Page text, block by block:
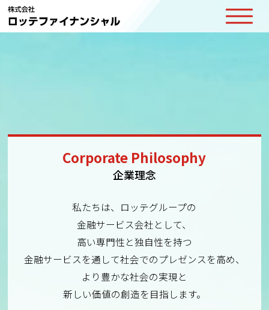
Corporate Philosophy
企業理念
私たちは、ロッテグループの
金融サービス会社として、
高い専門性と独自性を持つ
金融サービスを通して社会でのプレゼンスを高め、
より豊かな社会の実現と
新しい価値の創造を目指します。